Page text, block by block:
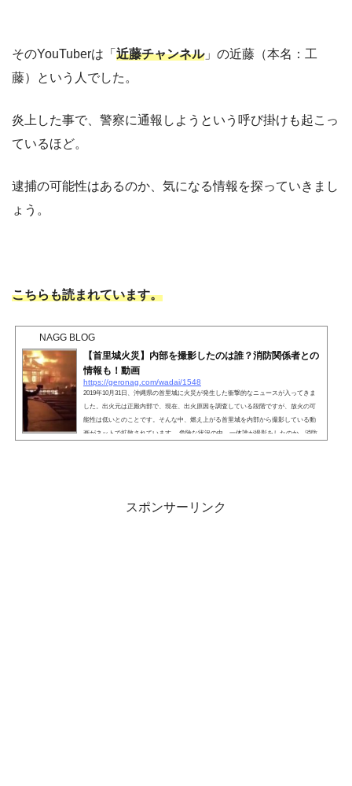
そのYouTuberは「 近藤チャンネル」の近藤（本名：工
藤）という人でした。
炎上した事で、警察に通報しようという呼び掛けも起こっ
ているほど。
逮捕の可能性はあるのか、気になる情報を探っていきまし
ょう。
こちらも読まれています。
NAGG BLOG
【首里城火災】内部を撮影したのは誰？消防関係者との
情報も！動画
https://geronag.com/wadai/1548
2019年10月31日、沖縄県の首里城に火災が発生した衝撃的なニュースが入ってきま
した。出火元は正殿内部で、現在、出火原因を調査している段階ですが、放火の可
能性は低いとのことです。そんな中、燃え上がる首里城を内部から撮影している動
画がネットで拡散されています。 危険な状況の中、一体誰が撮影をしたのか、消防
スポンサーリンク